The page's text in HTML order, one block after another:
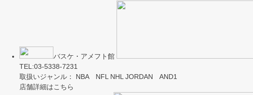
バスケ・アメフト館
TEL:03-5338-7231
取扱いジャンル： NBA NFL NHL JORDAN AND1
店舗詳細はこちら